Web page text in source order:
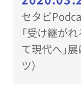
セタビ
「受け継が
て現代へ」
ツ）